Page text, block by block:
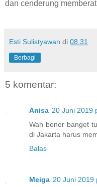
dan cenderung
Esti Sulistyawan di 08.31
Berbagi
5 komentar:
Anisa 20 Juni 2019
Wah bener banget
di Jakarta harus
Balas
Meiga 20 Juni 2019